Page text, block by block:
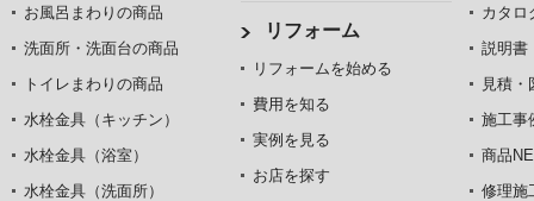
お風呂まわりの商品
洗面所・洗面台の商品
トイレまわりの商品
水栓金具（キッチン）
水栓金具（浴室）
水栓金具（洗面所）
リフォーム
リフォームを始める
費用を知る
実例を見る
お店を探す
カタロ
説明書
見積・
施工事
商品
修理施